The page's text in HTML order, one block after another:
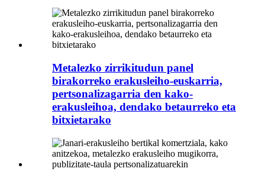
Metalezko zirrikitudun panel
birakorreko erakusleiho-euskarria,
pertsonalizagarria den kako-
erakusleihoa, dendako betaurreko eta
bitxietarako